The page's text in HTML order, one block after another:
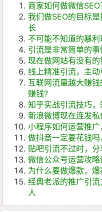
商家如何做微信
我们做SEO的目标
长
不可能不知道的暴
引流是非常简单的
现在做网站有没有的
线上精准引流，主
互联网流量越大赚
赚钱?
知乎实战引流技巧，
新浪微博现在连发
小程序如何运营推
做抖音一定要花钱
贴吧引流不过时，
微信公众号运营攻
为什么要做爆款，
经典老派的推广引
人